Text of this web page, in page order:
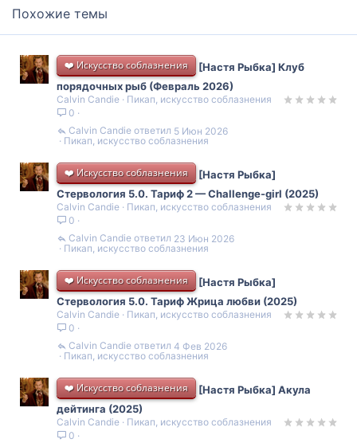
Похожие темы
❤️ Искусство соблазнения
[Настя Рыбка] Клуб
порядочных рыб (Февраль 2026)
Calvin Candie
Пикап, искусство соблазнения
0
Пикап, искусство соблазнения
5 Июн 2026
Calvin Candie
❤️ Искусство соблазнения
[Настя Рыбка]
Стервология 5.0. Тариф 2 — Challenge-girl (2025)
Calvin Candie
Пикап, искусство соблазнения
0
Пикап, искусство соблазнения
23 Июн 2026
Calvin Candie
❤️ Искусство соблазнения
[Настя Рыбка]
Стервология 5.0. Тариф Жрица любви (2025)
Calvin Candie
Пикап, искусство соблазнения
0
Пикап, искусство соблазнения
4 Фев 2026
Calvin Candie
❤️ Искусство соблазнения
[Настя Рыбка] Акула
дейтинга (2025)
Calvin Candie
Пикап, искусство соблазнения
0